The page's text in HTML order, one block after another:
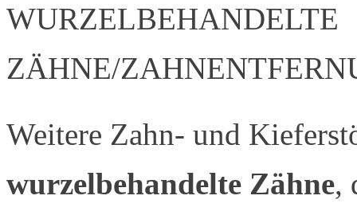
WURZELBEHANDELTE
ZÄHNE/
Weitere Zahn- und
wurzelbehandelte Zähne,